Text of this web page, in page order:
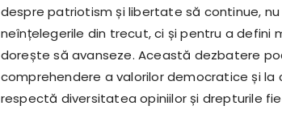
despre patriotism și libertate să continue,
neînțelegerile din trecut, ci și pentru a defini
dorește să avanseze. Această dezbatere
comprehendere a valorilor democratice și
respectă diversitatea opiniilor și drepturile